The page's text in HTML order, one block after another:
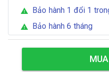
warning Bảo hành 1 đổi 1
warning Bảo hành 6 tháng